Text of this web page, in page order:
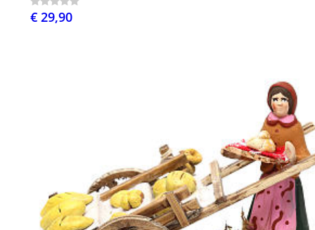
€ 29,90